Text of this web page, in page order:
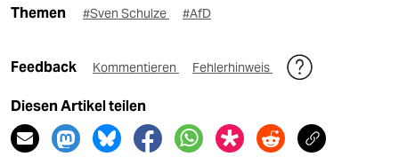
Themen #Sven Schulze #AfD
Feedback Kommentieren Fehlerhinweis
Diesen Artikel teilen